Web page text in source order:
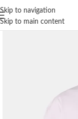
Skip to navigation
Skip to main content